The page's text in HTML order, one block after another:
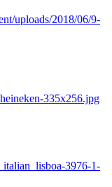
uploads/2018/06/9-
335x256.jpg
3976-1-